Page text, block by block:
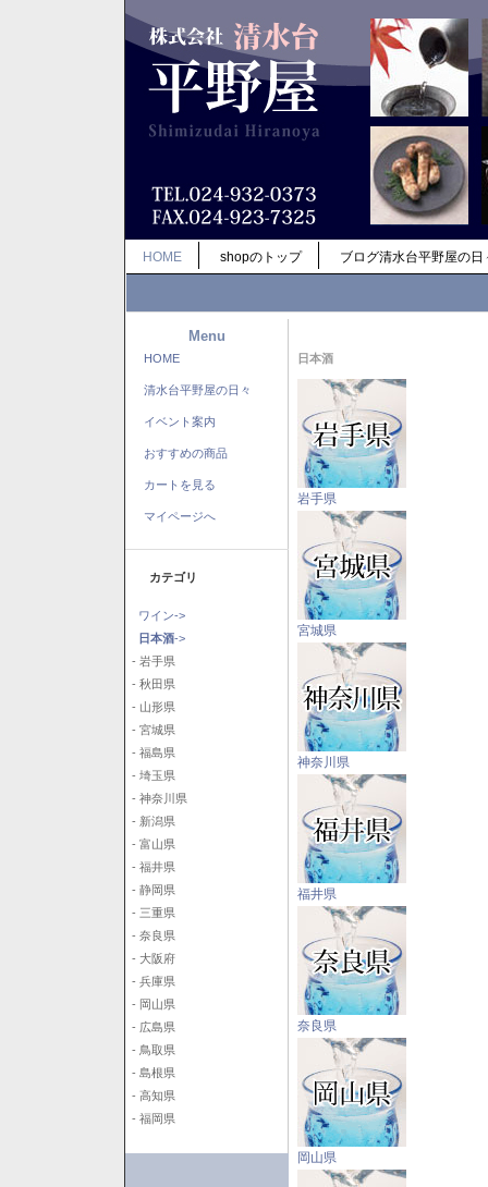
HOME shopのトップ ブログ清水台平野屋の日
Menu
HOME
清水台平野屋の日々
イベント案内
おすすめの商品
カートを見る
マイページへ
カテゴリ
ワイン->
日本酒->
- 岩手県
- 秋田県
- 山形県
- 宮城県
- 福島県
- 埼玉県
- 神奈川県
- 新潟県
- 富山県
- 福井県
- 静岡県
- 三重県
- 奈良県
- 大阪府
- 兵庫県
- 岡山県
- 広島県
- 鳥取県
- 島根県
- 高知県
- 福岡県
日本酒
岩手県
宮城県
神奈川県
福井県
奈良県
岡山県